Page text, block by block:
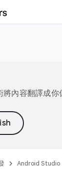
內容翻譯成你
Android Studio